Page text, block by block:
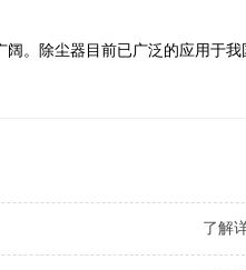
。除尘器目前已广泛的应用于我
了解